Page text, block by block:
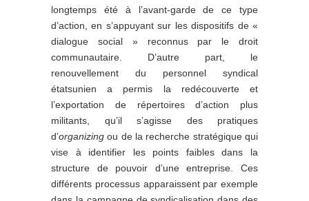
longtemps été à l’avant-garde de ce type
d’action, en s’appuyant sur les dispositifs de «
dialogue social » reconnus par le droit
communautaire. D’autre part, le
renouvellement du personnel syndical
étatsunien a permis la redécouverte et
l’exportation de répertoires d’action plus
militants, qu’il s’agisse des pratiques
d’organizing ou de la recherche stratégique qui
vise à identifier les points faibles dans la
structure de pouvoir d’une entreprise. Ces
différents processus apparaissent par exemple